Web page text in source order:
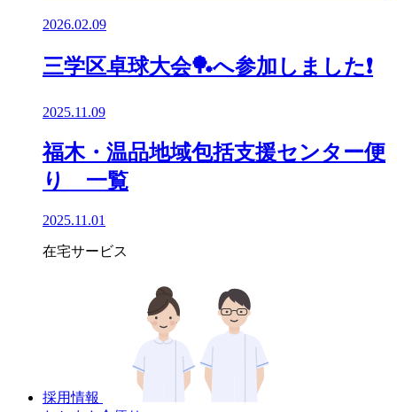
2026.02.09
三学区卓球大会🏓へ参加しました❗
2025.11.09
福木・温品地域包括支援センター便
り 一覧
2025.11.01
在宅サービス
採用情報